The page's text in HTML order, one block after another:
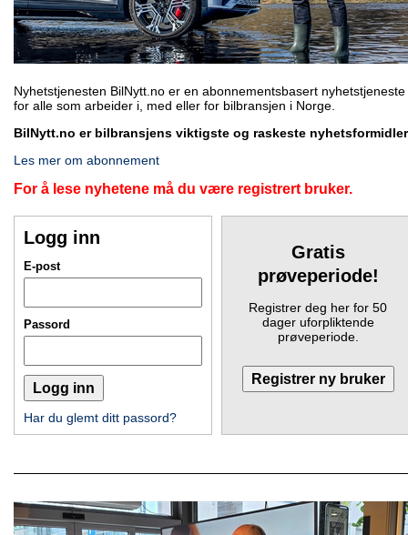
Nyhetstjenesten BilNytt.no er en abonnementsbasert nyhetstjeneste
for alle som arbeider i, med eller for bilbransjen i Norge.
BilNytt.no er bilbransjens viktigste og raskeste
Les mer om abonnement
For å lese nyhetene må du være registrert bruker.
Logg inn
E-post
Passord
Har du glemt ditt passord?
Gratis
prøveperiode!
Registrer deg her for 50
dager uforpliktende
prøveperiode.